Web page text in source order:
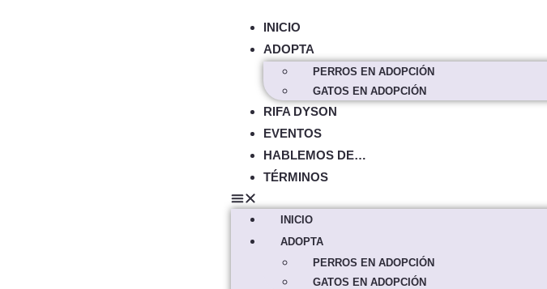
INICIO
ADOPTA
PERROS EN ADOPCIÓN
GATOS EN ADOPCIÓN
RIFA DYSON
EVENTOS
HABLEMOS DE…
TÉRMINOS
INICIO
ADOPTA
PERROS EN ADOPCIÓN
GATOS EN ADOPCIÓN